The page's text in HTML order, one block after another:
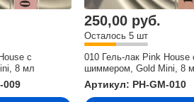
с
8 мл
009
250,00 руб.
Осталось 5 шт
010 Гель-лак Pink House
шиммером, Gold Mini, 8
Артикул: PH-GM-010